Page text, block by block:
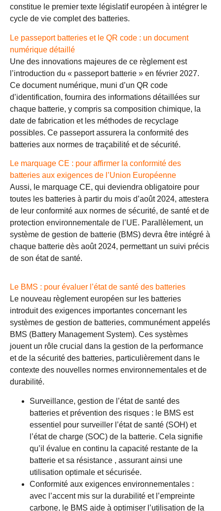
constitue le premier texte législatif européen à intégrer le
cycle de vie complet des batteries.
Le passeport batteries et le QR code : un document
numérique détaillé
Une des innovations majeures de ce règlement est
l’introduction du « passeport batterie » en février 2027.
Ce document numérique, muni d’un QR code
d’identification, fournira des informations détaillées sur
chaque batterie, y compris sa composition chimique, la
date de fabrication et les méthodes de recyclage
possibles. Ce passeport assurera la conformité des
batteries aux normes de traçabilité et de sécurité.
Le marquage CE : pour affirmer la conformité des
batteries aux exigences de l’Union Européenne
Aussi, le marquage CE, qui deviendra obligatoire pour
toutes les batteries à partir du mois d’août 2024, attestera
de leur conformité aux normes de sécurité, de santé et de
protection environnementale de l’UE. Parallèlement, un
système de gestion de batterie (BMS) devra être intégré à
chaque batterie dès août 2024, permettant un suivi précis
de son état de santé.
Le BMS : pour évaluer l’état de santé des batteries
Le nouveau règlement européen sur les batteries
introduit des exigences importantes concernant les
systèmes de gestion de batteries, communément appelés
BMS (Battery Management System). Ces systèmes
jouent un rôle crucial dans la gestion de la performance
et de la sécurité des batteries, particulièrement dans le
contexte des nouvelles normes environnementales et de
durabilité.
Surveillance, gestion de l’état de santé des
batteries et prévention des risques : le BMS est
essentiel pour surveiller l’état de santé (SOH) et
l’état de charge (SOC) de la batterie. Cela signifie
qu’il évalue en continu la capacité restante de la
batterie et sa résistance , assurant ainsi une
utilisation optimale et sécurisée.
Conformité aux exigences environnementales :
avec l’accent mis sur la durabilité et l’empreinte
carbone, le BMS aide à optimiser l’utilisation de la